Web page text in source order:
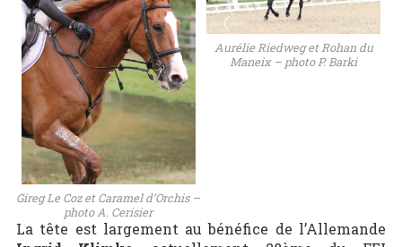
Gireg Le Coz et Caramel d’Orchis –
photo A. Cerisier
Aurélie Riedweg et Rohan du
Maneix – photo P. Barki
La tête est largement au bénéfice de l’Allemande